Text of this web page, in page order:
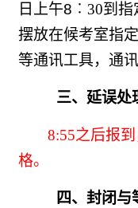
日上午8 ︰ 30到指
摆放在候考室指
等通讯工具，通
三、延误处
8:55之后报
格。
四、封闭与